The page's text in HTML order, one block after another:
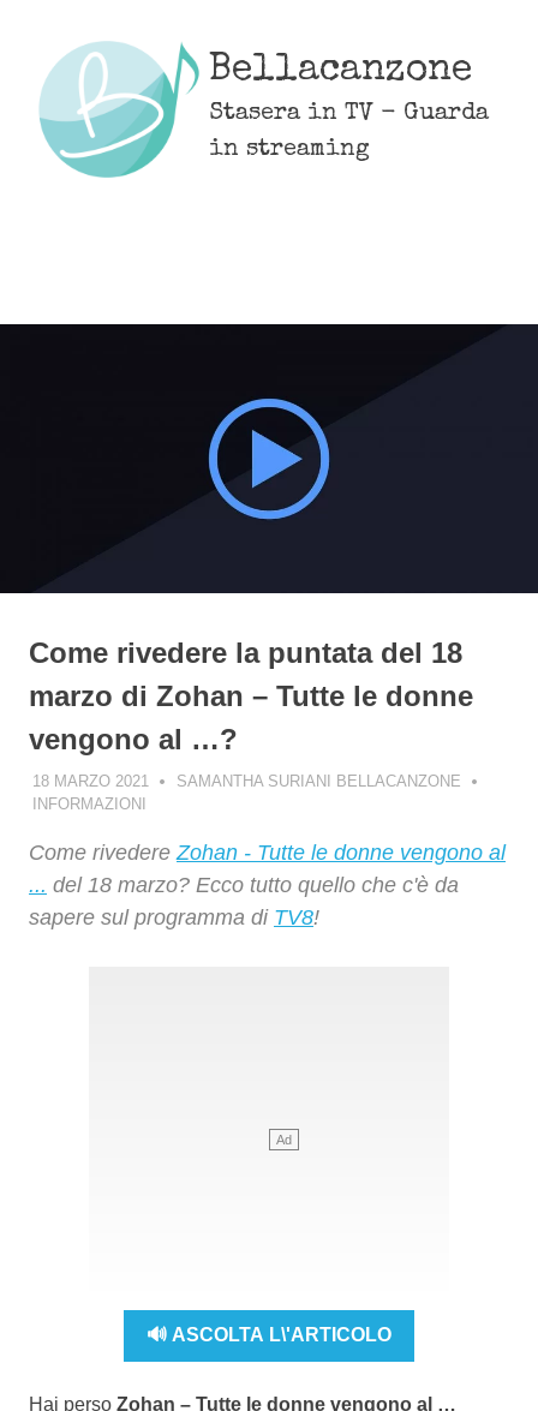
content
Bellacanzone
Stasera in TV - Guarda
in streaming
Come rivedere la puntata del 18
marzo di Zohan – Tutte le donne
vengono al …?
18 MARZO 2021
SAMANTHA SURIANI BELLACANZONE
INFORMAZIONI
Come rivedere Zohan - Tutte le donne vengono al
... del 18 marzo? Ecco tutto quello che c'è da
sapere sul programma di TV8!
🔊 ASCOLTA L\'ARTICOLO
Hai perso Zohan – Tutte le donne vengono al …